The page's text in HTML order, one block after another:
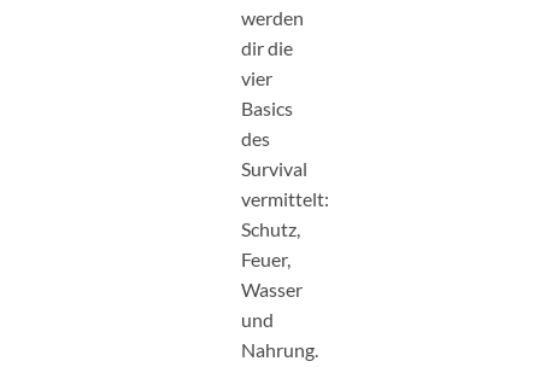
werden
dir die
vier
Basics
des
Survival
vermittelt:
Schutz,
Feuer,
Wasser
und
Nahrung.